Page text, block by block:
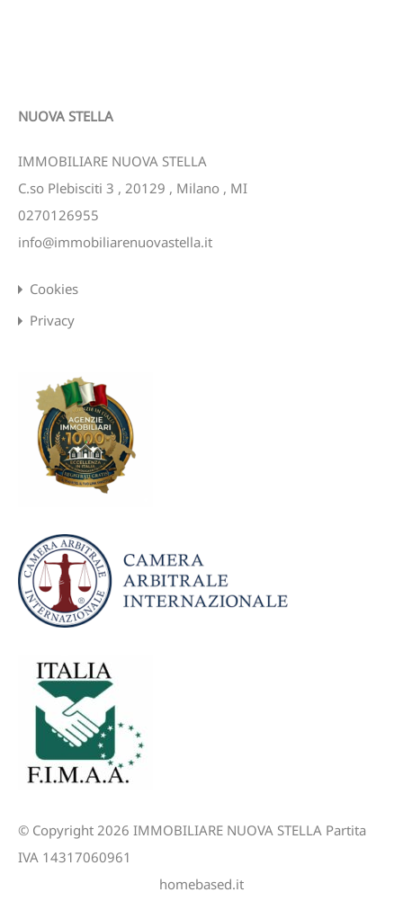
NUOVA STELLA
IMMOBILIARE NUOVA STELLA
C.so Plebisciti 3 , 20129 , Milano , MI
0270126955
info@immobiliarenuovastella.it
Cookies
Privacy
© Copyright 2026 IMMOBILIARE NUOVA STELLA Partita
IVA 14317060961
homebased.it